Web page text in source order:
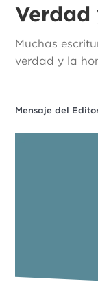
Verdad
Muchas
verdad y la
Mensaje del